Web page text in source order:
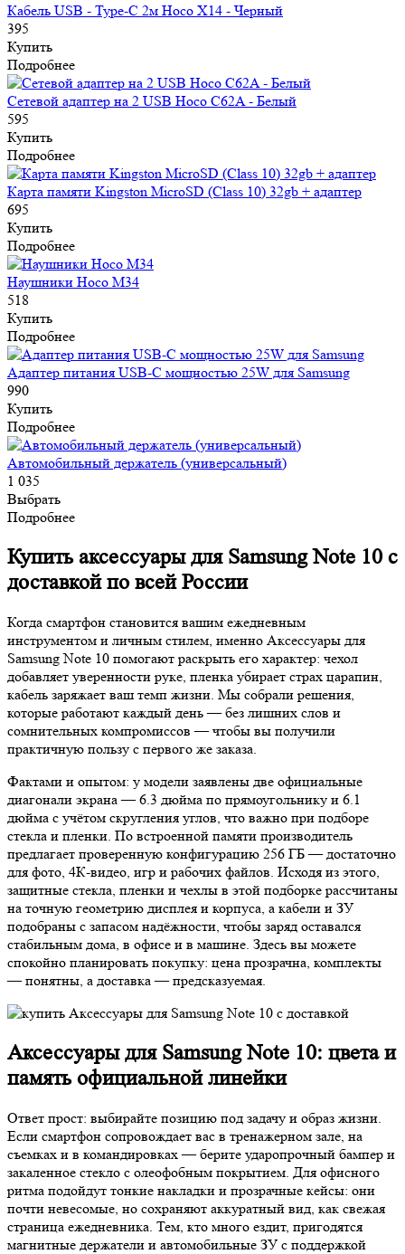
Кабель USB - Type-C 2м Hoco X14 - Черный
395
Купить
Подробнее
Сетевой адаптер на 2 USB Hoco C62A - Белый
595
Купить
Подробнее
Карта памяти Kingston MicroSD (Class 10) 32gb + адаптер
695
Купить
Подробнее
Наушники Hoco M34
518
Купить
Подробнее
Адаптер питания USB-C мощностью 25W для Samsung
990
Купить
Подробнее
Автомобильный держатель (универсальный)
1 035
Выбрать
Подробнее
Купить аксессуары для Samsung Note 10 с
доставкой по всей России
Когда смартфон становится вашим ежедневным
инструментом и личным стилем, именно Аксессуары для
Samsung Note 10 помогают раскрыть его характер: чехол
добавляет уверенности руке, пленка убирает страх царапин,
кабель заряжает ваш темп жизни. Мы собрали решения,
которые работают каждый день — без лишних слов и
сомнительных компромиссов — чтобы вы получили
практичную пользу с первого же заказа.
Фактами и опытом: у модели заявлены две официальные
диагонали экрана — 6.3 дюйма по прямоугольнику и 6.1
дюйма с учётом скругления углов, что важно при подборе
стекла и пленки. По встроенной памяти производитель
предлагает проверенную конфигурацию 256 ГБ — достаточно
для фото, 4К-видео, игр и рабочих файлов. Исходя из этого,
защитные стекла, пленки и чехлы в этой подборке рассчитаны
на точную геометрию дисплея и корпуса, а кабели и ЗУ
подобраны с запасом надёжности, чтобы заряд оставался
стабильным дома, в офисе и в машине. Здесь вы можете
спокойно планировать покупку: цена прозрачна, комплекты
— понятны, а доставка — предсказуемая.
Аксессуары для Samsung Note 10: цвета и
память официальной линейки
Ответ прост: выбирайте позицию под задачу и образ жизни.
Если смартфон сопровождает вас в тренажерном зале, на
съемках и в командировках — берите ударопрочный бампер и
закаленное стекло с олеофобным покрытием. Для офисного
ритма подойдут тонкие накладки и прозрачные кейсы: они
почти невесомые, но сохраняют аккуратный вид, как свежая
страница ежедневника. Тем, кто много ездит, пригодятся
магнитные держатели и автомобильные ЗУ с поддержкой